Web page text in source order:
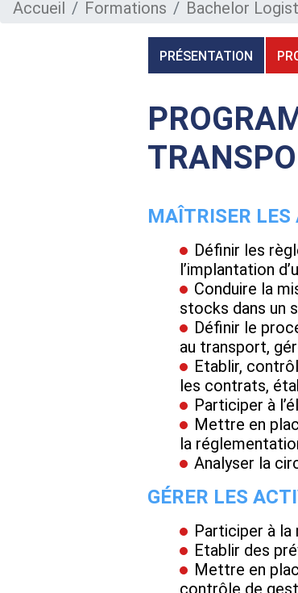
Accueil Formations Bachelor
PRÉSENTATION
MAÎTRISER LES
Définir les
l’implantation
Conduire la
stocks dans un
Définir le
au transport,
Etablir,
les contrats,
Participer à
Mettre en
la
Analyser la
GÉRER LES
Participer à
Etablir des
Mettre en
contrôle de